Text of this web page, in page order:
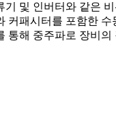
및 인버터와 같은
패시터를 포함한
해 중주파로 장비의